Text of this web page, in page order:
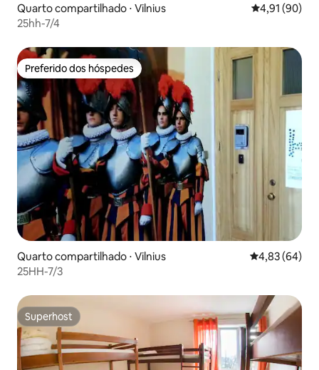
Quarto compartilhado ⋅ Vilnius 4,91 de uma
4,91 (90)
25hh-7/4
Preferido dos hóspedes
Preferido dos hóspedes
Quarto compartilhado ⋅ Vilnius 4,83 de uma
4,83 (64)
25HH-7/3
Superhost
Superhost